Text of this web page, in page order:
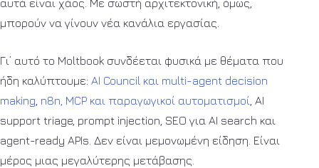
αυτά είναι χάος. Με σωστή αρχιτεκτονική, όμως,
μπορούν να γίνουν νέα κανάλια εργασίας.
Γι’ αυτό το Moltbook συνδέεται φυσικά με θέματα που
ήδη καλύπτουμε: AI Council και multi-agent decision
making n8n, MCP και παραγωγικοί αυτοματισμοί , AI
support triage, prompt injection, SEO για AI search και
agent-ready APIs. Δεν είναι μεμονωμένη είδηση. Είναι
μέρος μιας μεγαλύτερης μετάβασης.